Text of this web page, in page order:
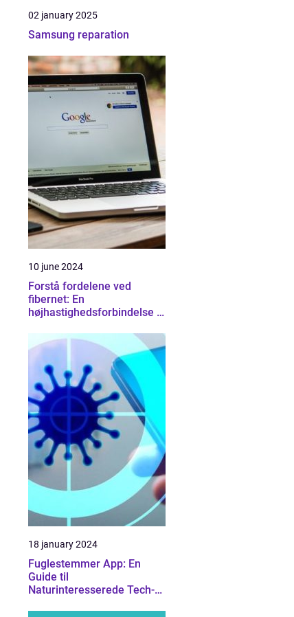
02 january 2025
Samsung reparation
10 june 2024
Forstå fordelene ved
fibernet: En
højhastighedsforbindelse til
18 january 2024
Fuglestemmer App: En
Guide til
Naturinteresserede Tech-